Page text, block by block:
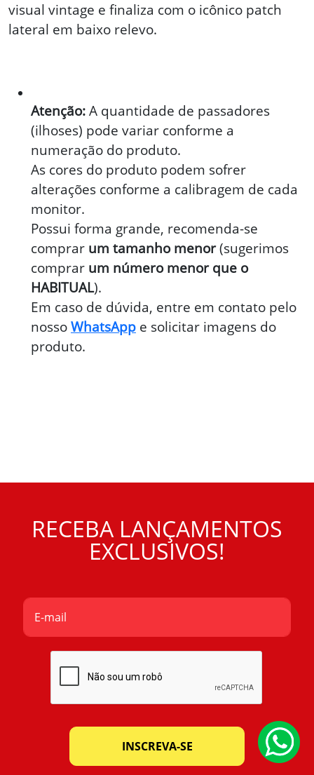
visual vintage e finaliza com o icônico patch
lateral em baixo relevo.
Atenção:A quantidade de passadores
(ilhoses) pode variar conforme a
numeração do produto.
As cores do produto podem sofrer
alterações conforme a calibragem de cada
monitor.
Possui forma grande, recomenda-se
comprar um tamanho menor(sugerimos
comprar um número menor que o
HABITUAL).
Em caso de dúvida, entre em contato pelo
nossoWhatsApp e solicitar imagens do
produto.
RECEBA LANÇAMENTOS
EXCLUSIVOS!
INSCREVA-SE